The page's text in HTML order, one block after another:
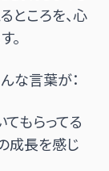
ところを、心
。
な言葉が：
てもらってる
成長を感じ